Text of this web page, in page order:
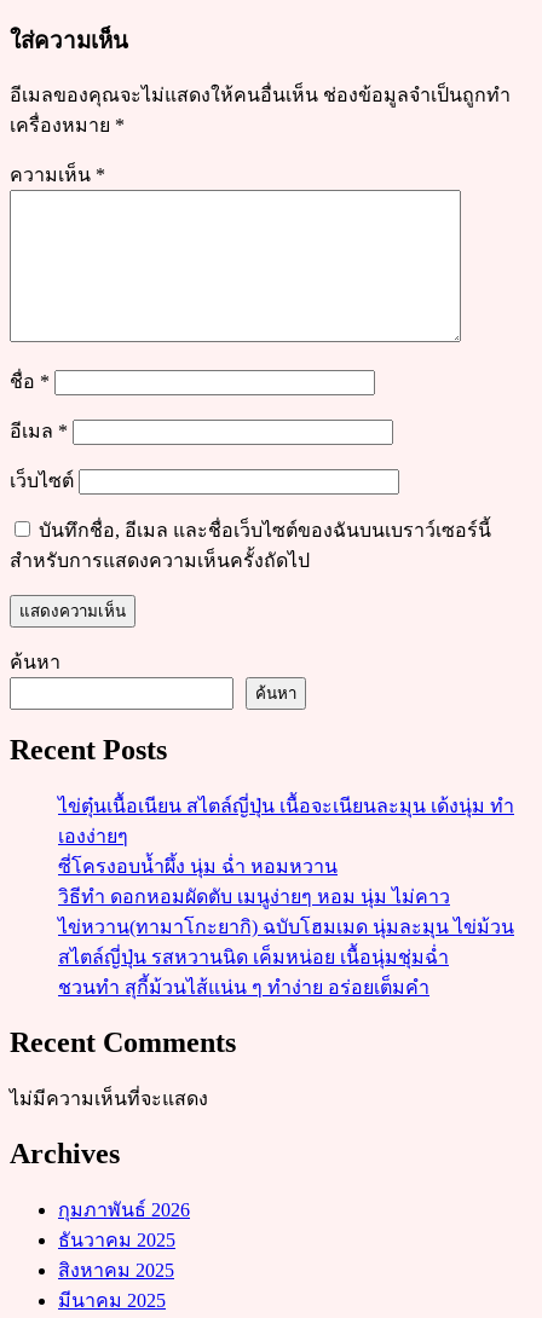
ใส่ความเห็น
อีเมลของคุณจะไม่แสดงให้คนอื่นเห็น ช่องข้อมูลจำเป็นถูกทำ
เครื่องหมาย *
ความเห็น *
ชื่อ *
อีเมล *
เว็บไซต์
บันทึกชื่อ, อีเมล และชื่อเว็บไซต์ของฉันบนเบราว์เซอร์นี้
สำหรับการแสดงความเห็นครั้งถัดไป
ค้นหา
ค้นหา
Recent Posts
ไข่ตุ๋นเนื้อเนียน สไตล์ญี่ปุ่น เนื้อจะเนียนละมุน เด้งนุ่ม ทำ
เองง่ายๆ
ซี่โครงอบน้ำผึ้ง นุ่ม ฉ่ำ หอมหวาน
วิธีทำ ดอกหอมผัดตับ เมนูง่ายๆ หอม นุ่ม ไม่คาว
ไข่หวาน(ทามาโกะยากิ) ฉบับโฮมเมด นุ่มละมุน ไข่ม้วน
สไตล์ญี่ปุ่น รสหวานนิด เค็มหน่อย เนื้อนุ่มชุ่มฉ่ำ
ชวนทำ สุกี้ม้วนไส้แน่น ๆ ทำง่าย อร่อยเต็มคำ
Recent Comments
ไม่มีความเห็นที่จะแสดง
Archives
กุมภาพันธ์ 2026
ธันวาคม 2025
สิงหาคม 2025
มีนาคม 2025